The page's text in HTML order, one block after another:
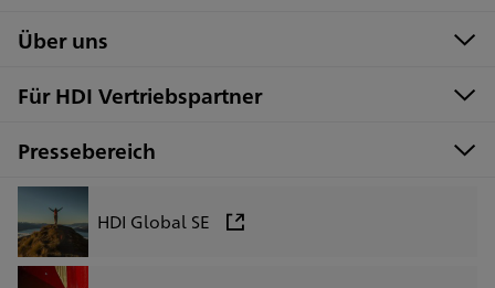
Über uns
Für HDI Vertriebspartner
Pressebereich
HDI Global SE